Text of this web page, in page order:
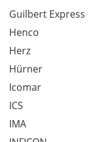
Guilbert Express
Henco
Herz
Hürner
Icomar
ICS
IMA